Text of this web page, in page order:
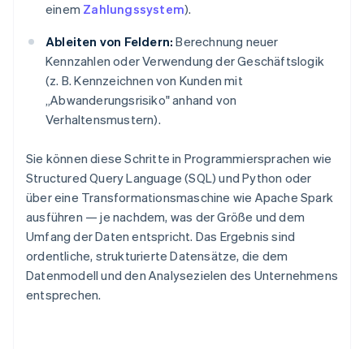
einem Zahlungssystem).
Ableiten von Feldern: Berechnung neuer
Kennzahlen oder Verwendung der Geschäftslogik
(z. B. Kennzeichnen von Kunden mit
„Abwanderungsrisiko" anhand von
Verhaltensmustern).
Sie können diese Schritte in Programmiersprachen wie
Structured Query Language (SQL) und Python oder
über eine Transformationsmaschine wie Apache Spark
ausführen — je nachdem, was der Größe und dem
Umfang der Daten entspricht. Das Ergebnis sind
ordentliche, strukturierte Datensätze, die dem
Datenmodell und den Analysezielen des Unternehmens
entsprechen.